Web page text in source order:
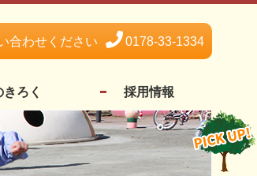
合わせください 0178-33-1334
きろく 採用情報